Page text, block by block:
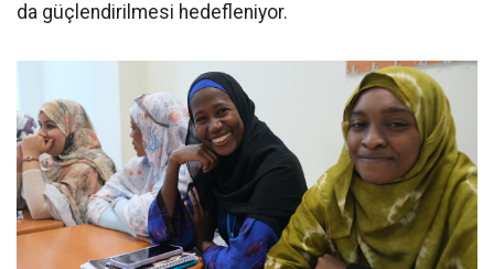
da güçlendirilmesi hedefleniyor.